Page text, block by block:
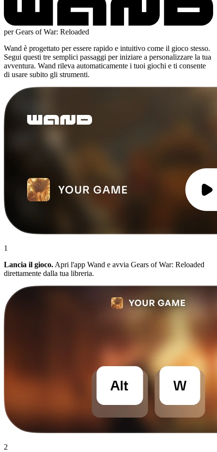
per Gears of War: Reloaded
Wand è progettato per essere rapido e intuitivo come il gioco stesso.
Segui questi tre semplici passaggi per iniziare a personalizzare la tua
avventura. Wand rileva automaticamente i tuoi giochi e ti consente
di usare subito gli strumenti.
1
Lancia il gioco. Apri l'app Wand e avvia Gears of War: Reloaded
direttamente dalla tua libreria.
2